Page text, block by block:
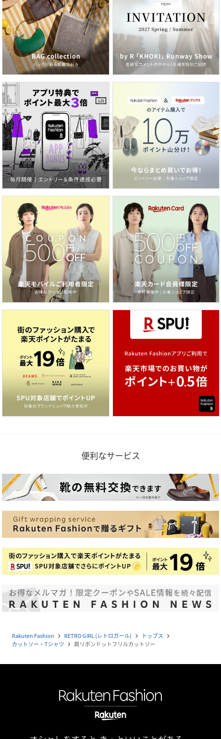
便利なサービス
Rakuten Fashion navigate_next RETRO GIRL (レトロガール) navigate_next トップス navigate_next
カットソー・Tシャツ navigate_next 肩リボンドットフリルカットソー